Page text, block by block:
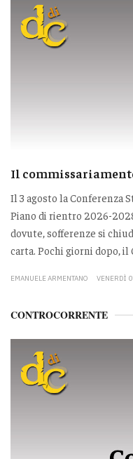
Il
Il 3 agosto la Conferenza
Piano di rientro 2026-
dovute, sofferenze si
carta. Pochi giorni dopo,
EMANUELE ARMENTANO VENERDÌ
CONTROCORRENTE